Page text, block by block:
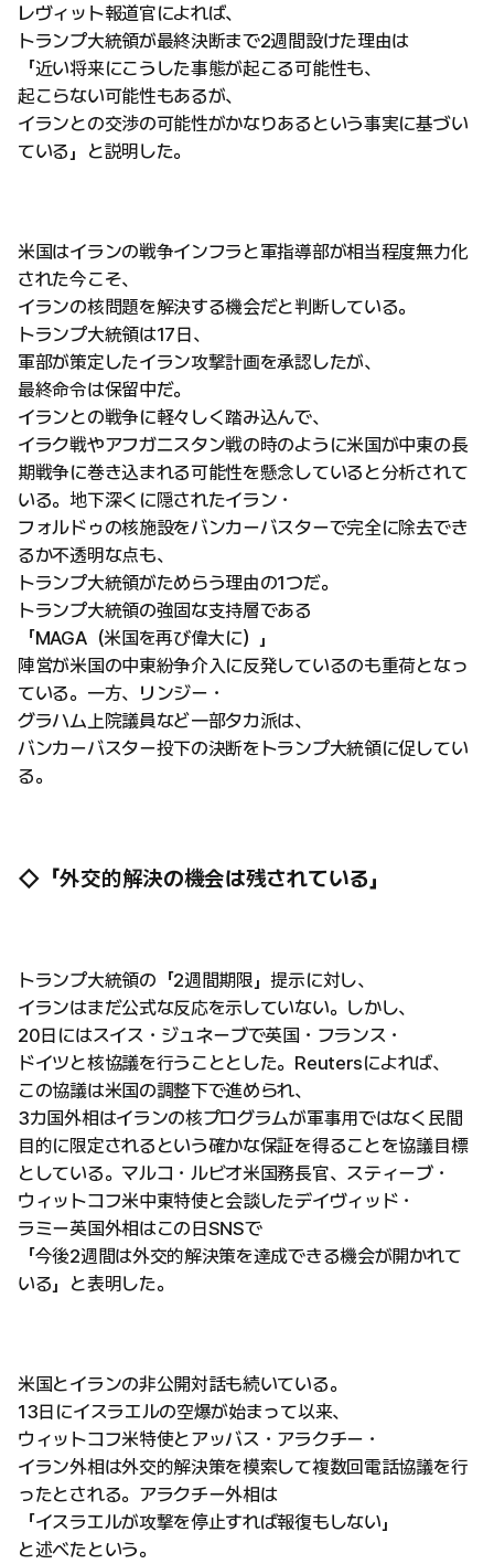
レヴィット報道官によれば、
トランプ大統領が最終決断まで2週間設けた理由は
「近い将来にこうした事態が起こる可能性も、
起こらない可能性もあるが、
イランとの交渉の可能性がかなりあるという事実に基づい
ている」と説明した。
米国はイランの戦争インフラと軍指導部が相当程度無力化
された今こそ、
イランの核問題を解決する機会だと判断している。
トランプ大統領は17日、
軍部が策定したイラン攻撃計画を承認したが、
最終命令は保留中だ。
イランとの戦争に軽々しく踏み込んで、
イラク戦やアフガニスタン戦の時のように米国が中東の長
期戦争に巻き込まれる可能性を懸念していると分析されて
いる。地下深くに隠されたイラン・
フォルドゥの核施設をバンカーバスターで完全に除去でき
るか不透明な点も、
トランプ大統領がためらう理由の1つだ。
トランプ大統領の強固な支持層である
「MAGA（米国を再び偉大に）」
陣営が米国の中東紛争介入に反発しているのも重荷となっ
ている。一方、リンジー・
グラハム上院議員など一部タカ派は、
バンカーバスター投下の決断をトランプ大統領に促してい
る。
◇「外交的解決の機会は残されている」
トランプ大統領の「2週間期限」提示に対し、
イランはまだ公式な反応を示していない。しかし、
20日にはスイス・ジュネーブで英国・フランス・
ドイツと核協議を行うこととした。Reutersによれば、
この協議は米国の調整下で進められ、
3カ国外相はイランの核プログラムが軍事用ではなく民間
目的に限定されるという確かな保証を得ることを協議目標
としている。マルコ・ルビオ米国務長官、スティーブ・
ウィットコフ米中東特使と会談したデイヴィッド・
ラミー英国外相はこの日SNSで
「今後2週間は外交的解決策を達成できる機会が開かれて
いる」と表明した。
米国とイランの非公開対話も続いている。
13日にイスラエルの空爆が始まって以来、
ウィットコフ米特使とアッバス・アラクチー・
イラン外相は外交的解決策を模索して複数回電話協議を行
ったとされる。アラクチー外相は
「イスラエルが攻撃を停止すれば報復もしない」
と述べたという。